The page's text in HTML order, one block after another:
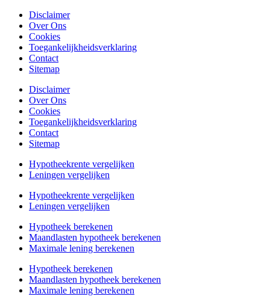
Disclaimer
Over Ons
Cookies
Toegankelijkheidsverklaring
Contact
Sitemap
Disclaimer
Over Ons
Cookies
Toegankelijkheidsverklaring
Contact
Sitemap
Hypotheekrente vergelijken
Leningen vergelijken
Hypotheekrente vergelijken
Leningen vergelijken
Hypotheek berekenen
Maandlasten hypotheek berekenen
Maximale lening berekenen
Hypotheek berekenen
Maandlasten hypotheek berekenen
Maximale lening berekenen